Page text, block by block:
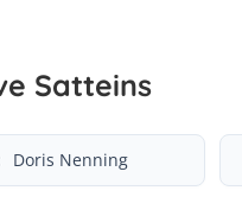
Satteins
Doris Nenning